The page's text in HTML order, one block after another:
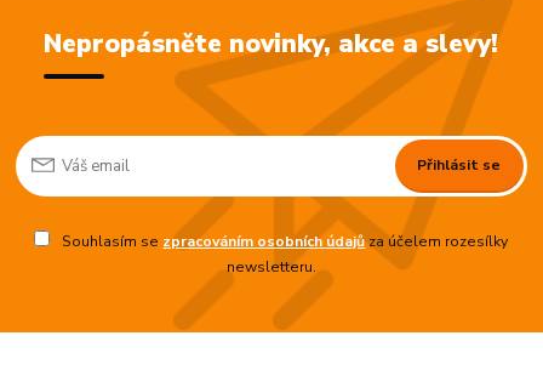
Nepropásněte novinky, akce a slevy!
Přihlásit se
Souhlasím se zpracováním osobních údajůza účelem rozesílky
newsletteru.